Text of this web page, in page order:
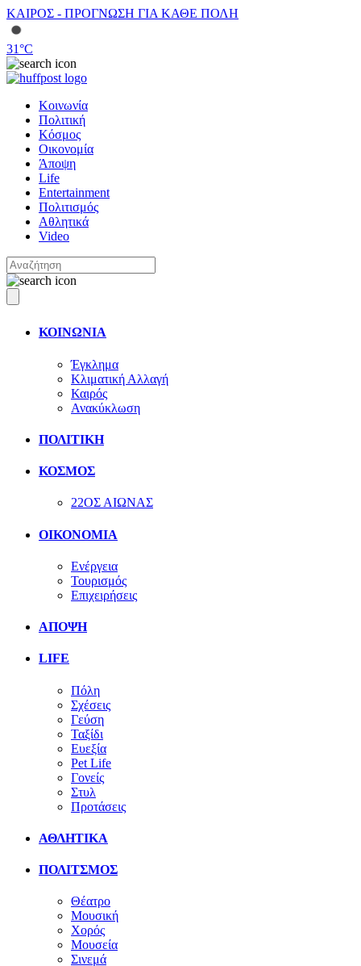
ΚΑΙΡΟΣ - ΠΡΟΓΝΩΣΗ ΓΙΑ ΚΑΘΕ ΠΟΛΗ
31°C
Κοινωνία
Πολιτική
Κόσμος
Οικονομία
Άποψη
Life
Entertainment
Πολιτισμός
Αθλητικά
Video
ΚΟΙΝΩΝΙΑ
Έγκλημα
Κλιματική Αλλαγή
Καιρός
Ανακύκλωση
ΠΟΛΙΤΙΚΗ
ΚΟΣΜΟΣ
22ΟΣ ΑΙΩΝΑΣ
ΟΙΚΟΝΟΜΙΑ
Ενέργεια
Τουρισμός
Επιχειρήσεις
ΑΠΟΨΗ
LIFE
Πόλη
Σχέσεις
Γεύση
Ταξίδι
Ευεξία
Pet Life
Γονείς
Στυλ
Προτάσεις
ΑΘΛΗΤΙΚΑ
ΠΟΛΙΤΣΜΟΣ
Θέατρο
Μουσική
Χορός
Μουσεία
Σινεμά